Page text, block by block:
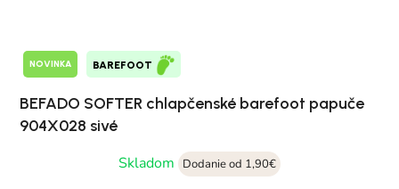
NOVINKA BAREFOOT
BEFADO SOFTER chlapčenské barefoot papuče
904X028 sivé
Skladom
Dodanie od 1,90€